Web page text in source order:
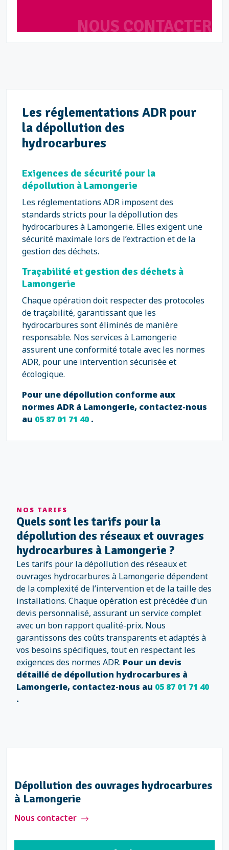
NOUS CONTACTER
Les réglementations ADR pour
la dépollution des
hydrocarbures
Exigences de sécurité pour la
dépollution à Lamongerie
Les réglementations ADR imposent des
standards stricts pour la dépollution des
hydrocarbures à Lamongerie. Elles exigent une
sécurité maximale lors de l’extraction et de la
gestion des déchets.
Traçabilité et gestion des déchets à
Lamongerie
Chaque opération doit respecter des protocoles
de traçabilité, garantissant que les
hydrocarbures sont éliminés de manière
responsable. Nos services à Lamongerie
assurent une conformité totale avec les normes
ADR, pour une intervention sécurisée et
écologique.
Pour une dépollution conforme aux
normes ADR à Lamongerie, contactez-nous
au 05 87 01 71 40.
NOS TARIFS
Quels sont les tarifs pour la
dépollution des réseaux et ouvrages
hydrocarbures à Lamongerie ?
Les tarifs pour la dépollution des réseaux et
ouvrages hydrocarbures à Lamongerie dépendent
de la complexité de l’intervention et de la taille des
installations. Chaque opération est précédée d’un
devis personnalisé, assurant un service complet
avec un bon rapport qualité-prix. Nous
garantissons des coûts transparents et adaptés à
vos besoins spécifiques, tout en respectant les
exigences des normes ADR. Pour un devis
détaillé de dépollution hydrocarbures à
Lamongerie, contactez-nous au 05 87 01 71 40
.
à
Dépollution des ouvrages